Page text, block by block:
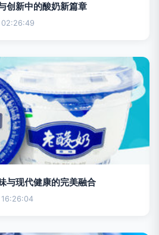
创新中的酸奶新篇章
与现代健康的完美融合